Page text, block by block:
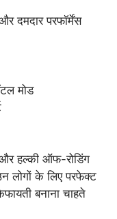
दमदार परफॉर्मेंस
मोड
हल्की ऑफ-रोडिंग
लोगों के लिए परफेक्ट
बनाना चाहते